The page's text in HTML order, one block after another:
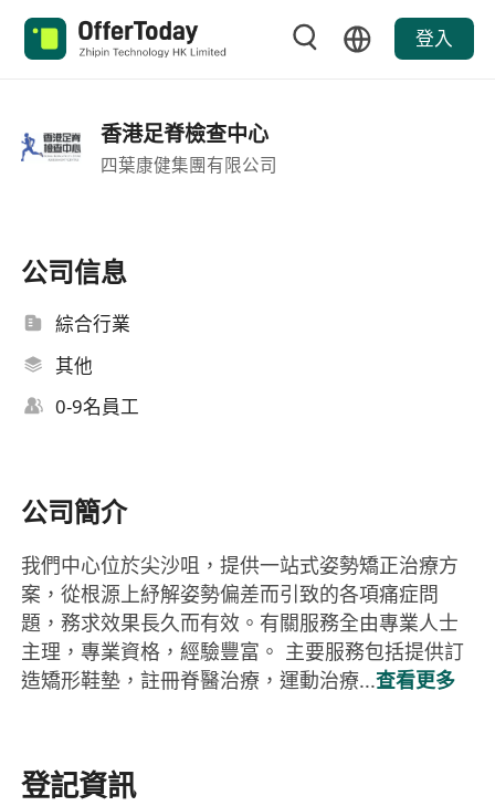
登入
香港足脊檢查中心
四葉康健集團有限公司
公司信息
綜合行業
其他
0-9名員工
公司簡介
我們中心位於尖沙咀，提供一站式姿勢矯正治療方
案，從根源上紓解姿勢偏差而引致的各項痛症問
題，務求效果長久而有效。有關服務全由專業人士
主理，專業資格，經驗豐富。 主要服務包括提供訂
造矯形鞋墊，註冊脊醫治療，運動治療...查看更多
登記資訊